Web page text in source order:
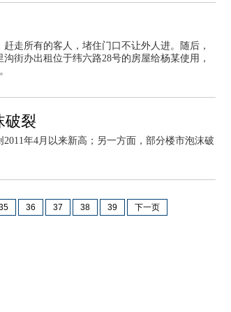
走所有的客人，堵住门口不让外人进。随后，
街办出租位于纬六路28号的房屋给杨某使用，
破裂
年4月以来新高；另一方面，部分楼市泡沫破
36 37 38 39 下一页